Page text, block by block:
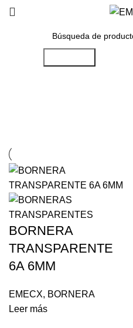
BORNERA
TRANSPARENTE
6A 6MM
EMECX, BORNERA
Leer más